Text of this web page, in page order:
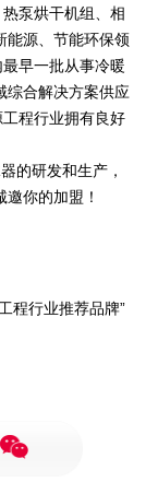
泵烘干机组、相
能源、节能环保领
早一批从事冷暖
综合解决方案供应
程行业拥有良好
的研发和生产，
你的加盟！
程行业推荐品牌”